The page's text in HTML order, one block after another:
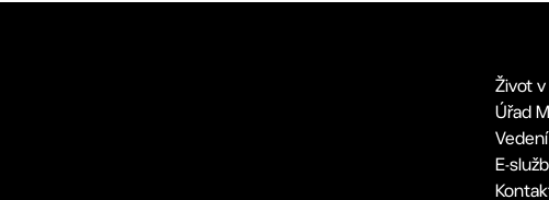
Život v
Úřad
E-